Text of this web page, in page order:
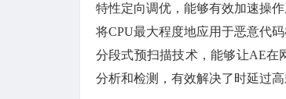
特性定向调优，能够有效加速操
将CPU最大程度地应用于恶意代
分段式预扫描技术，能够让AE在
分析和检测，有效解决了时延过